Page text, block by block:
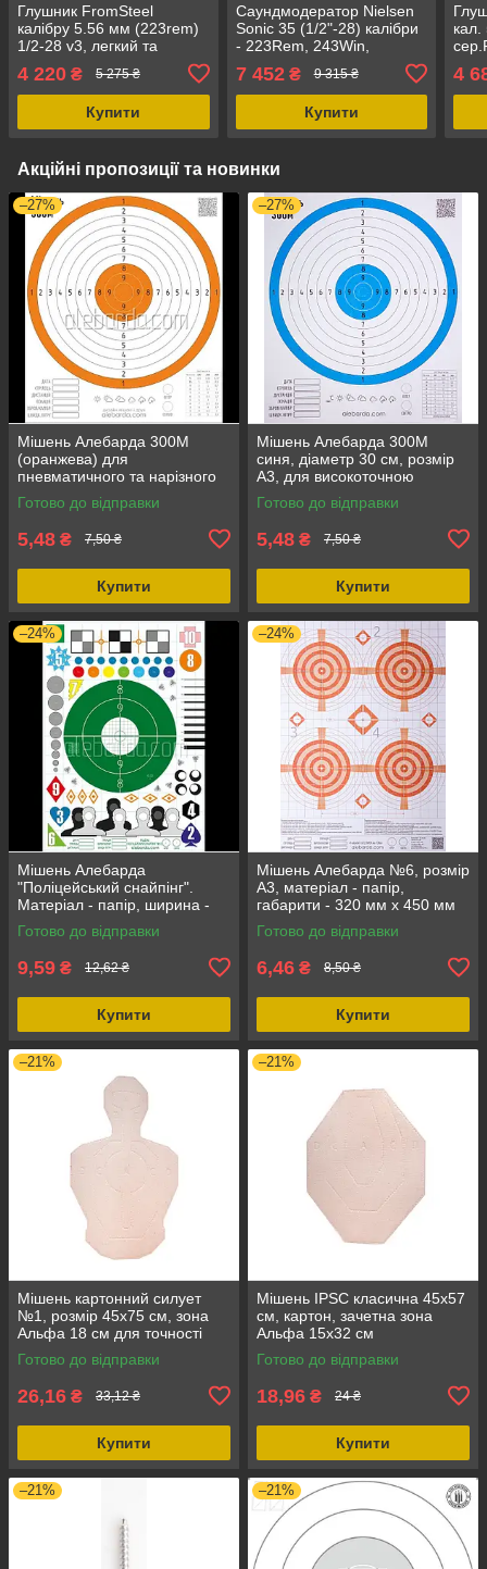
Глушник FromSteel
калібру 5.56 мм (223rem)
1/2-28 v3, легкий та
4 220 ₴ 5 275 ₴
Купити
Саундмодератор Nielsen
Sonic 35 (1/2"-28) калібри
- 223Rem, 243Win,
діаметр 35 мм, вага 300 г
7 452₴ 9 315 ₴
Купити
4
Акційні пропозиції та новинки
–27%
Мішень Алебарда 300М
(оранжева) для
пневматичного та нарізного
зброї, діаметр 30 см, розмір
А3
Готово до відправки
5,48 ₴ 7,50 ₴
Купити
–27%
Мішень Алебарда 300М
синя, діаметр 30 см, розмір
А3, для високоточною
стрільби до 500 м
Готово до відправки
5,48 ₴ 7,50 ₴
Купити
–24%
Мішень Алебарда
"Поліцейський снайпінг".
Матеріал - папір, ширина -
42 см, довжина - 60 см
Готово до відправки
9,59 ₴ 12,62 ₴
Купити
–24%
Мішень Алебарда №6, розмір
А3, матеріал - папір,
габарити - 320 мм х 450 мм
Готово до відправки
6,46 ₴ 8,50 ₴
Купити
–21%
Мішень картонний силует
№1, розмір 45х75 см, зона
Альфа 18 см для точності
стрільби
Готово до відправки
26,16 ₴ 33,12 ₴
Купити
–21%
Мішень IPSC класична 45х57
см, картон, зачетна зона
Альфа 15х32 см
Готово до відправки
18,96 ₴ 24 ₴
Купити
–21% –21%